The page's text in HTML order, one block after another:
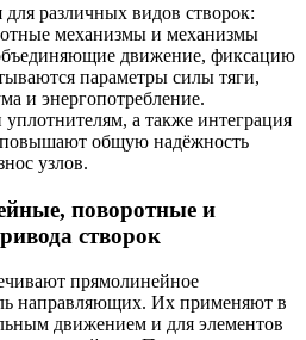
различных видов створок:
механизмы и механизмы
движение, фиксацию
параметры силы тяги,
и энергопотребление.
а также интеграция
общую надёжность
узлов.
поворотные и
створок
прямолинейное
направляющих. Их применяют в
движением и для элементов